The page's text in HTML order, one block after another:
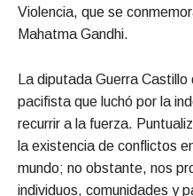
Violencia, que se
Mahatma Gandhi.
La diputada Guerra
pacifista que luchó por la
recurrir a la fuerza.
la existencia de conflictos
mundo; no obstante, nos
individuos, comunidades y